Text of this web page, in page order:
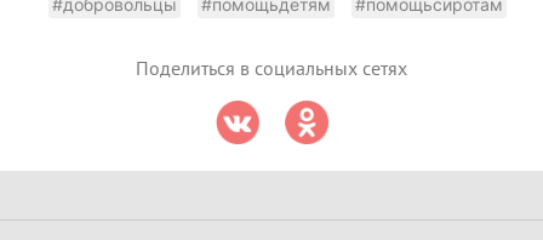
Поделиться в социальных сетях